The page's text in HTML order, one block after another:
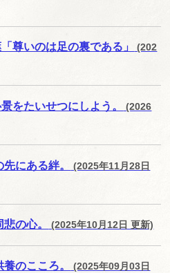
尊いのは足の裏である」
(202
をたいせつにしよう。
(2026
にある絆。
(2025年11月28日
の心。 (2025年10月12日 更新)
のこころ。
(2025年09月03日